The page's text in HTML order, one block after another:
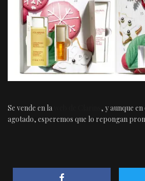
Se vende en la
, y aunque
agotado, esperemos que lo repongan